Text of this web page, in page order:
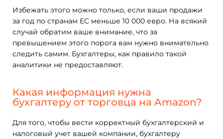
Избежать этого можно только, если ваши продажи
за год по странам ЕС меньше 10 000 евро. На всякий
случай обратим ваше внимание, что за
превышением этого порога вам нужно внимательно
следить самим. Бухгалтеры, как правило такой
аналитики не предоставляют.
Какая информация нужна
бухгалтеру от торговца на Amazon?
Для того, чтобы вести корректный бухгалтерский и
налоговый учет вашей компании, бухгалтеру